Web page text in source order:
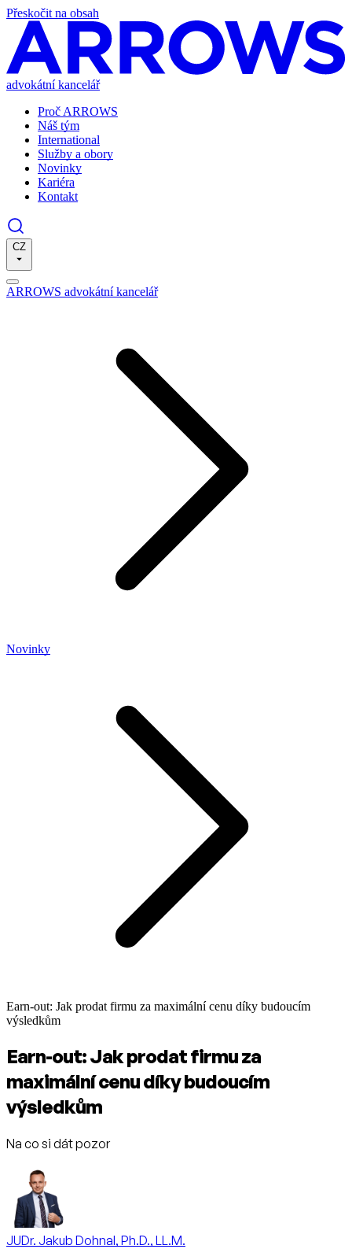
Přeskočit na obsah
advokátní kancelář
Proč ARROWS
Náš tým
International
Služby a obory
Novinky
Kariéra
Kontakt
CZ
ARROWS advokátní kancelář
Novinky
Earn-out: Jak prodat firmu za maximální cenu díky budoucím
výsledkům
Earn-out: Jak prodat firmu za
maximální cenu díky budoucím
výsledkům
Na co si dát pozor
JUDr. Jakub Dohnal, Ph.D., LL.M.